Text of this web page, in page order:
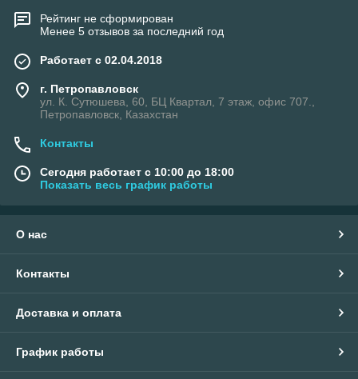
Рейтинг не сформирован
Менее 5 отзывов за последний год
Работает с 02.04.2018
г. Петропавловск
ул. К. Сутюшева, 60, БЦ Квартал, 7 этаж, офис 707.,
Петропавловск, Казахстан
Контакты
Сегодня работает с 10:00 до 18:00
Показать весь график работы
О нас
Контакты
Доставка и оплата
График работы